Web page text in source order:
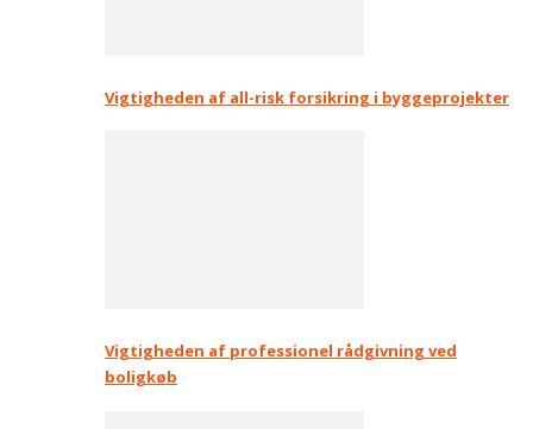
Vigtigheden af all-risk forsikring i byggeprojekter
Vigtigheden af professionel rådgivning ved
boligkøb